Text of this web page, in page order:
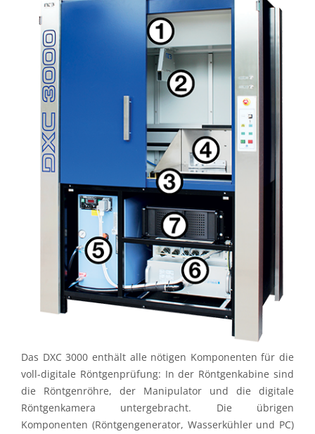
Das DXC 3000 enthält alle nötigen Komponenten für die
voll-digitale Röntgenprüfung: In der Röntgenkabine sind
die Röntgenröhre, der Manipulator und die digitale
Röntgenkamera untergebracht. Die übrigen
Komponenten (Röntgengenerator, Wasserkühler und PC)